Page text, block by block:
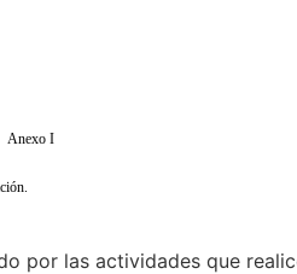
Anexo I
por las actividades que